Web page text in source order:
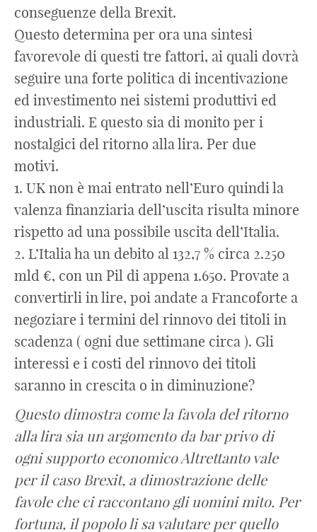
conseguenze della Brexit.
Questo determina per ora una sintesi
favorevole di questi tre fattori, ai quali dovrà
seguire una forte politica di incentivazione
ed investimento nei sistemi produttivi ed
industriali. E questo sia di monito per i
nostalgici del ritorno alla lira. Per due
motivi.
1. UK non è mai entrato nell’Euro quindi la
valenza finanziaria dell’uscita risulta minore
rispetto ad una possibile uscita dell’Italia.
2. L’Italia ha un debito al 132,7 % circa 2.250
mld €, con un Pil di appena 1.650. Provate a
convertirli in lire, poi andate a Francoforte a
negoziare i termini del rinnovo dei titoli in
scadenza ( ogni due settimane circa ). Gli
interessi e i costi del rinnovo dei titoli
saranno in crescita o in diminuzione?
Questo dimostra come la favola del ritorno
alla lira sia un argomento da bar privo di
ogni supporto economico Altrettanto vale
per il caso Brexit, a dimostrazione delle
favole che ci raccontano gli uomini mito. Per
fortuna, il popolo li sa valutare per quello